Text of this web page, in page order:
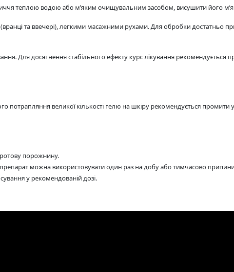
теплою водою або м’яким очищувальним засобом, висушити його
та ввечері), легкими масажними рухами. Для обробки достатньо
Для досягнення стабільного ефекту курс лікування рекомендується
потрапляння великої кількості гелю на шкіру рекомендується промити
порожнину.
можна використовувати один раз на добу або тимчасово
у рекомендованій дозі.